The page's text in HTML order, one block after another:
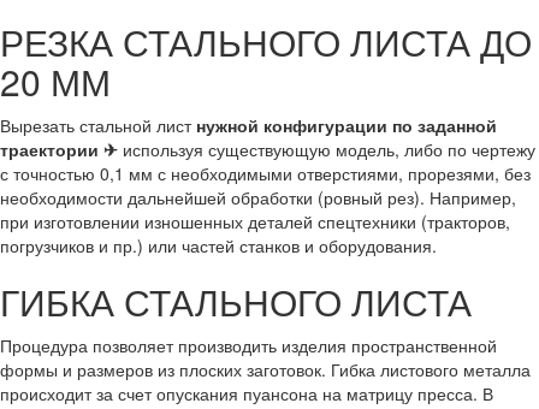
РЕЗКА СТАЛЬНОГО ЛИСТА ДО
20 ММ
Вырезать стальной лист нужной конфигурации по заданной
траектории ✈ используя существующую модель, либо по чертежу
с точностью 0,1 мм с необходимыми отверстиями, прорезями, без
необходимости дальнейшей обработки (ровный рез). Например,
при изготовлении изношенных деталей спецтехники (тракторов,
погрузчиков и пр.) или частей станков и оборудования.
ГИБКА СТАЛЬНОГО ЛИСТА
Процедура позволяет производить изделия пространственной
формы и размеров из плоских заготовок. Гибка листового металла
происходит за счет опускания пуансона на матрицу пресса. В